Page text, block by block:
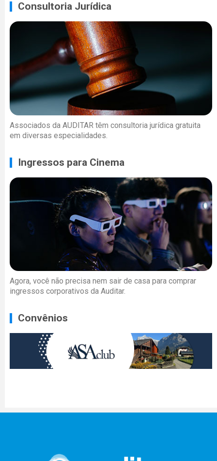
Consultoria Jurídica
Associados da AUDITAR têm consultoria jurídica gratuita
em diversas especialidades.
Ingressos para Cinema
Agora, você não precisa nem sair de casa para comprar
ingressos corporativos da Auditar.
Convênios